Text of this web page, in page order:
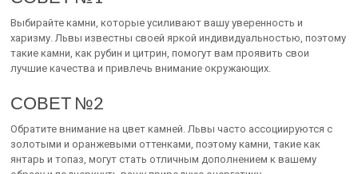
Выбирайте камни, которые усиливают вашу уверенность и
харизму. Львы известны своей яркой индивидуальностью, поэтому
такие камни, как рубин и цитрин, помогут вам проявить свои
лучшие качества и привлечь внимание окружающих.
СОВЕТ №2
Обратите внимание на цвет камней. Львы часто ассоциируются с
золотыми и оранжевыми оттенками, поэтому камни, такие как
янтарь и топаз, могут стать отличным дополнением к вашему